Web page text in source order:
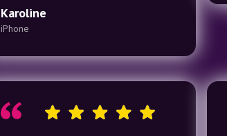
Karoline
iPhone